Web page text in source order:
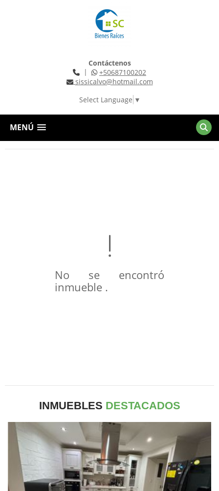
Contáctenos
|
+50687100202
sissicalvo@hotmail.com
Select Language ▼
MENÚ
No se encontró
inmueble .
INMUEBLES DESTACADOS